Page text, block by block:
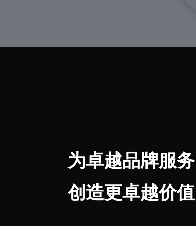
为卓越品牌服务
创造更卓越价值